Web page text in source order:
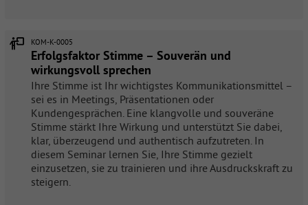
KOM-K-0005
Erfolgsfaktor Stimme – Souverän und
wirkungsvoll sprechen
Ihre Stimme ist Ihr wichtigstes Kommunikationsmittel –
sei es in Meetings, Präsentationen oder
Kundengesprächen. Eine klangvolle und souveräne
Stimme stärkt Ihre Wirkung und unterstützt Sie dabei,
klar, überzeugend und authentisch aufzutreten. In
diesem Seminar lernen Sie, Ihre Stimme gezielt
einzusetzen, sie zu trainieren und ihre Ausdruckskraft zu
steigern.